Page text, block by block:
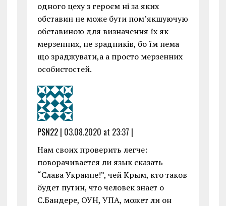
одного цеху з героєм ні за яких
обставин не може бути пом’якшуючую
обставиною для визначення їх як
мерзенних, не зрадників, бо їм нема
що зраджувати,а а просто мерзенних
особистостей.
PSN22 | 03.08.2020 at 23:37 |
Нам своих проверить легче:
поворачивается ли язык сказать
“Слава Украине!”, чей Крым, кто таков
будет путин, что человек знает о
С.Бандере, ОУН, УПА, может ли он